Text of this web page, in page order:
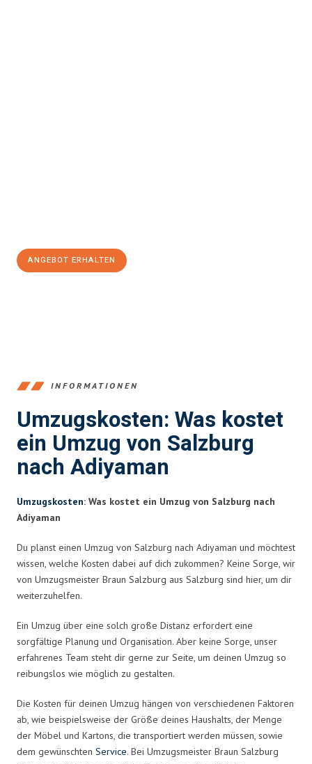
ANGEBOT ERHALTEN
INFORMATIONEN
Umzugskosten: Was kostet
ein Umzug von Salzburg
nach Adiyaman
Umzugskosten: Was kostet ein Umzug von Salzburg nach
Adiyaman
Du planst einen Umzug von Salzburg nach Adiyaman und möchtest
wissen, welche Kosten dabei auf dich zukommen? Keine Sorge, wir
von Umzugsmeister Braun Salzburg aus Salzburg sind hier, um dir
weiterzuhelfen.
Ein Umzug über eine solch große Distanz erfordert eine
sorgfältige Planung und Organisation. Aber keine Sorge, unser
erfahrenes Team steht dir gerne zur Seite, um deinen Umzug so
reibungslos wie möglich zu gestalten.
Die Kosten für deinen Umzug hängen von verschiedenen Faktoren
ab, wie beispielsweise der Größe deines Haushalts, der Menge
der Möbel und Kartons, die transportiert werden müssen, sowie
dem gewünschten Service. Bei Umzugsmeister Braun Salzburg